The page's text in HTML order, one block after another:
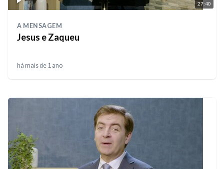
27:40
A MENSAGEM
Jesus e Zaqueu
há mais de 1 ano